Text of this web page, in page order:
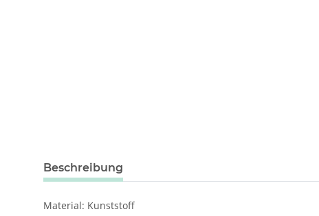
weitere Registerkarten anzeigen
Beschreibung
Material: Kunststoff